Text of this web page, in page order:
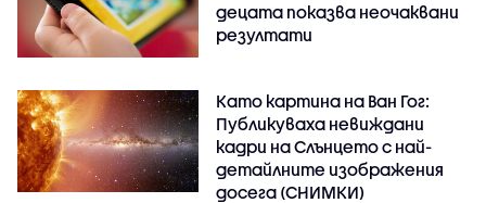
децата показва неочаквани
резултати
Като картина на Ван Гог:
Публикуваха невиждани
кадри на Слънцето с най-
детайлните изображения
досега (СНИМКИ)